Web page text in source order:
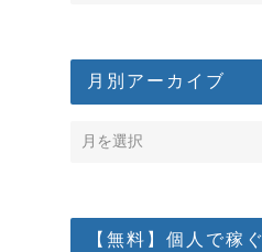
月別アーカイブ
【無料】個人で稼